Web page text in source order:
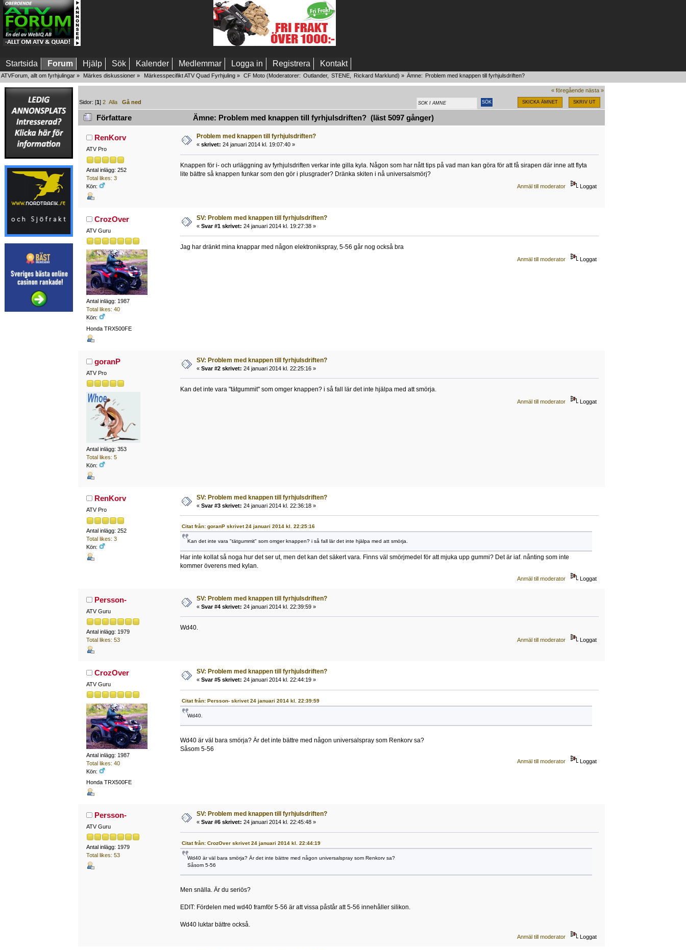
Startsida Forum Hjälp Sök Kalender Medlemmar Logga in Registrera Kontakt
ATVForum, allt om fyrhjulingar » Märkes diskussioner » Märkesspecifikt ATV Quad Fyrhjuling» CF Moto(Moderatorer: Outlander, STENE, Rickard Marklund) » Ämne: Problem med knappen till fyrhjulsdriften?
« föregående nästa »
SKICKA ÄMNET SKRIV UT
Sidor: [1]2 Alla Gå ned
Författare Ämne: Problem med knappen till fyrhjulsdriften? (läst 5097 gånger)
RenKorv
ATV Pro
Antal inlägg: 252
Total likes: 3
Kön:
Problem med knappen till fyrhjulsdriften?
« skrivet: 24 januari 2014 kl. 19:07:40 »
Knappen för i- och urläggning av fyrhjulsdriften verkar inte gilla kyla. Någon som har nått tips på vad man kan göra för att få sirapen där inne att flyta
lite bättre så knappen funkar som den gör i plusgrader? Dränka skiten i nå universalsmörj?
Anmäl till moderator Loggat
CrozOver
ATV Guru
Antal inlägg: 1987
Total likes: 40
Kön:
Honda TRX500FE
SV: Problem med knappen till fyrhjulsdriften?
« Svar #1 skrivet: 24 januari 2014 kl. 19:27:38 »
Jag har dränkt mina knappar med någon elektronikspray, 5-56 går nog också bra
Anmäl till moderator Loggat
goranP
ATV Pro
Antal inlägg: 353
Total likes: 5
Kön:
SV: Problem med knappen till fyrhjulsdriften?
« Svar #2 skrivet: 24 januari 2014 kl. 22:25:16 »
Kan det inte vara "tätgummit" som omger knappen? i så fall lär det inte hjälpa med att smörja.
Anmäl till moderator Loggat
RenKorv
ATV Pro
Antal inlägg: 252
Total likes: 3
Kön:
SV: Problem med knappen till fyrhjulsdriften?
« Svar #3 skrivet: 24 januari 2014 kl. 22:36:18 »
Citat från: goranP skrivet 24 januari 2014 kl. 22:25:16
Kan det inte vara "tätgummit" som omger knappen? i så fall lär det inte hjälpa med att smörja.
Har inte kollat så noga hur det ser ut, men det kan det säkert vara. Finns väl smörjmedel för att mjuka upp gummi? Det är iaf. nånting som inte
kommer överens med kylan.
Anmäl till moderator Loggat
Persson-
ATV Guru
Antal inlägg: 1979
Total likes: 53
SV: Problem med knappen till fyrhjulsdriften?
« Svar #4 skrivet: 24 januari 2014 kl. 22:39:59 »
Wd40.
Anmäl till moderator Loggat
CrozOver
ATV Guru
Antal inlägg: 1987
Total likes: 40
Kön:
Honda TRX500FE
SV: Problem med knappen till fyrhjulsdriften?
« Svar #5 skrivet: 24 januari 2014 kl. 22:44:19 »
Citat från: Persson- skrivet 24 januari 2014 kl. 22:39:59
Wd40.
Wd40 är väl bara smörja? Är det inte bättre med någon universalspray som Renkorv sa?
Såsom 5-56
Anmäl till moderator Loggat
Persson-
ATV Guru
Antal inlägg: 1979
Total likes: 53
SV: Problem med knappen till fyrhjulsdriften?
« Svar #6 skrivet: 24 januari 2014 kl. 22:45:48 »
Citat från: CrozOver skrivet 24 januari 2014 kl. 22:44:19
Wd40 är väl bara smörja? Är det inte bättre med någon universalspray som Renkorv sa?
Såsom 5-56
Men snälla. Är du seriös?
EDIT: Fördelen med wd40 framför 5-56 är att vissa påstår att 5-56 innehåller silikon.
Wd40 luktar bättre också.
Anmäl till moderator Loggat